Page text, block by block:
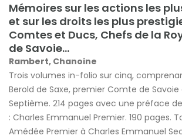
Mémoires sur les actions les
et sur les droits les plus
Comtes et Ducs, Chefs de la
de Savoie...
Rambert, Chanoine
Trois volumes in-folio sur cinq,
Berold de Saxe, premier Comte de
Septième. 214 pages avec une préface
: Charles Emmanuel Premier. 190 pages.
Amédée Premier à Charles Emmanuel